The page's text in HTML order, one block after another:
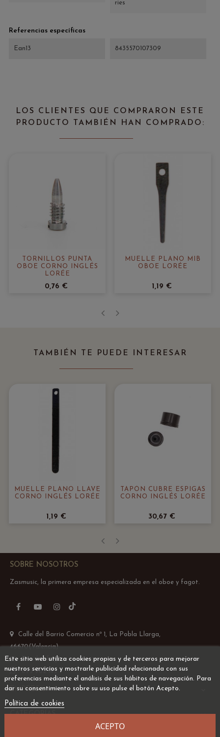
ries
Referencias específicas
Ean13 8435570107309
LOS CLIENTES QUE COMPRARON ESTE
PRODUCTO TAMBIÉN HAN COMPRADO:
TORNILLOS PUNTA
OBOE CORNO INGLÉS
LORÉE
0,76 €
MUELLE PLANO MIB
OBOE LORÉE
1,19 €
TAMBIÉN TE PUEDE INTERESAR
MUELLE PLANO LLAVE
CORNO INGLÉS LORÉE
1,19 €
TAPÓN CUBRE ESPIGAS
CORNO INGLÉS LORÉE
30,67 €
SOBRE NOSOTROS
Zasmusic, la primera empresa especializada en el oboe y fagot.
FacebookYouTubeInstagram
Calle del Barrio Comercio nº 1, La Pobla Llarga,
46670(Valencia)
Email: info@zasmusic.com
695 962 145
EMPRESA
CATEGORÍAS 
Este sitio web utiliza cookies propias y de terceros para mejorar
nuestros servicios y mostrarle publicidad relacionada con sus
preferencias mediante el análisis de sus hábitos de navegación. Para
dar su consentimiento sobre su uso pulse el botón Acepto.
Política de cookies
ACEPTO